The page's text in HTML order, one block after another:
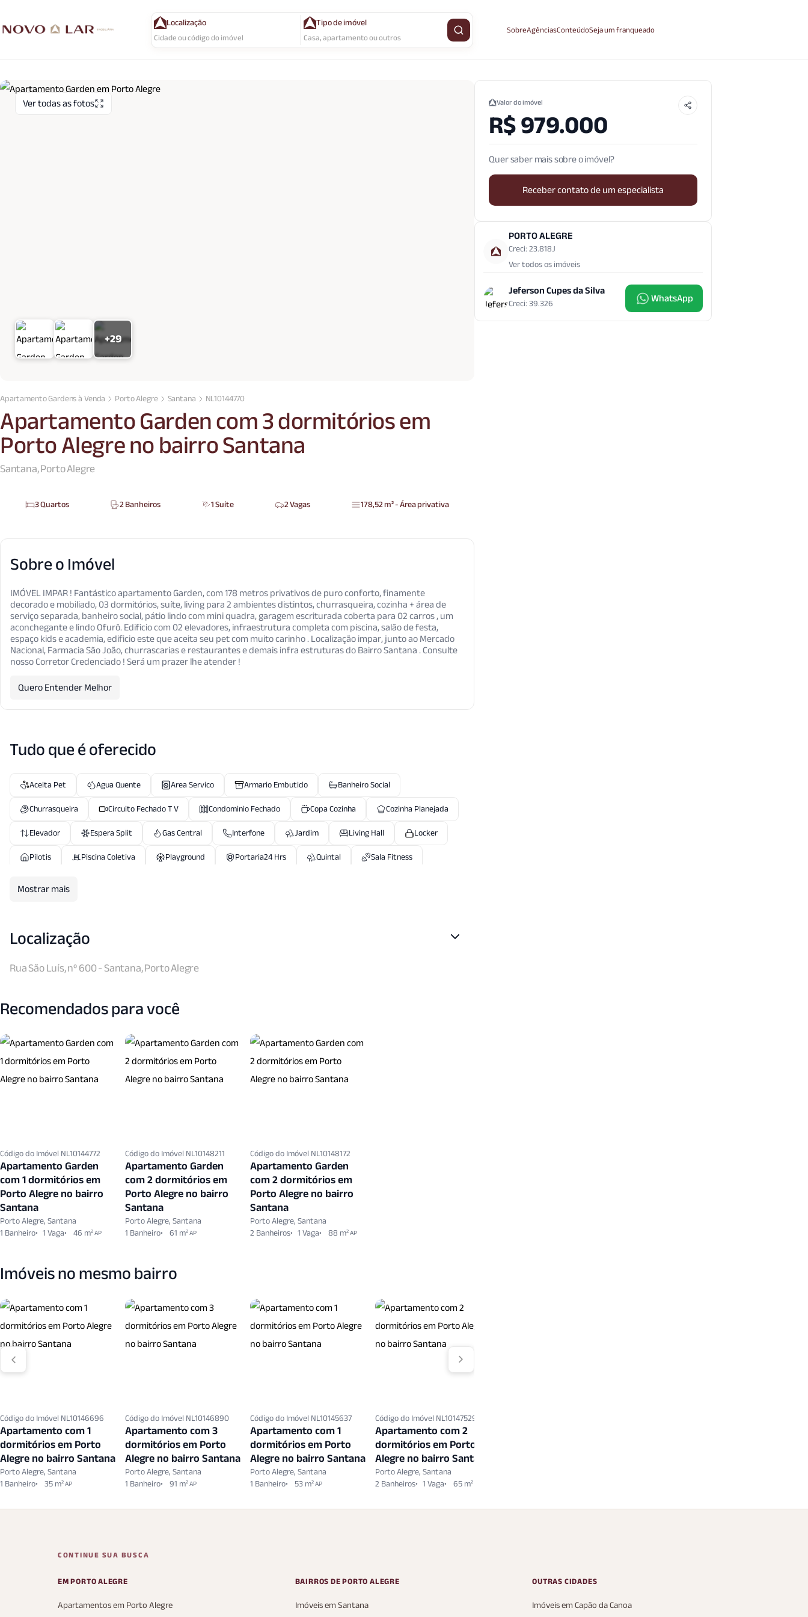
Localização Tipo de imóvel
Casa, apartamento ou outros Buscar imóvelSobreAgênciasConteúdoSeja um franqueado
Ver todas as fotos
+29
Apartamento Gardens à Venda Porto Alegre Santana NL10144770
Apartamento Garden com 3 dormitórios em
Porto Alegre no bairro Santana
Santana, Porto Alegre
3 Quartos 2 Banheiros 1 Suíte 2 Vagas 178,52 m² - Área privativa
Sobre o Imóvel
IMÓVEL IMPAR ! Fantástico apartamento Garden, com 178 metros privativos de puro conforto, finamente
decorado e mobiliado, 03 dormitórios, suíte, living para 2 ambientes distintos, churrasqueira, cozinha + área de
serviço separada, banheiro social, pátio lindo com mini quadra, garagem escriturada coberta para 02 carros , um
aconchegante e lindo Ofurô. Edificio com 02 elevadores, infraestrutura completa com piscina, salão de festa,
espaço kids e academia, edificio este que aceita seu pet com muito carinho . Localização impar, junto ao Mercado
Nacional, Farmacia São João, churrascarias e restaurantes e demais infra estruturas do Bairro Santana . Consulte
nosso Corretor Credenciado ! Será um prazer lhe atender !
Quero Entender Melhor
Tudo que é oferecido
Aceita Pet Agua Quente Area Servico Armario Embutido
Banheiro Social
Churrasqueira
Circuito Fechado T V Condominio Fechado Copa Cozinha
Cozinha Planejada
Elevador
Espera Split Gas Central Interfone Jardim Living Hall
Locker
Pilotis
Piscina Coletiva Playground Portaria24 Hrs Quintal
Sala Fitness
Mostrar mais
Localização
Rua São Luís, nº 600 - Santana, Porto Alegre
Recomendados para você
Código do Imóvel NL10144772
Apartamento Garden
com 1 dormitórios em
Porto Alegre no bairro
Santana
Porto Alegre, Santana
1 Banheiro
1 Vaga 46 m²AP
Código do Imóvel NL10148211
Apartamento Garden
com 2 dormitórios em
Porto Alegre no bairro
Santana
Porto Alegre, Santana
1 Banheiro
61 m²AP
Código do Imóvel NL10148172
Apartamento Garden
com 2 dormitórios em
Porto Alegre no bairro
Santana
Porto Alegre, Santana
2 Banheiros
1 Vaga 88 m²AP
Imóveis no mesmo bairro
Código do Imóvel NL10146696
Apartamento com 1
dormitórios em Porto
Alegre no bairro Santana
Porto Alegre, Santana
1 Banheiro
35 m²AP
Código do Imóvel NL10146890
Apartamento com 3
dormitórios em Porto
Alegre no bairro Santana
Porto Alegre, Santana
1 Banheiro
91 m²AP
Código do Imóvel NL10145637
Apartamento com 1
dormitórios em Porto
Alegre no bairro Santana
Porto Alegre, Santana
1 Banheiro
53 m²AP
Código do Imóvel NL10147529
Apartamento com 2
dormitórios em Porto
Alegre no bairro Santana
Porto Alegre, Santana
2 Banheiros
1 Vaga 65 m²
Valor do imóvel
R$ 979.000
Quer saber mais sobre o imóvel?
Receber contato de um especialista
PORTO ALEGRE
Creci: 23.818J
Ver todos os imóveis
Jeferson Cupes da Silva
Creci: 39.326 WhatsApp
CONTINUE SUA BUSCA
EM PORTO ALEGRE
Apartamentos em Porto Alegre
BAIRROS DE PORTO ALEGRE
Imóveis em Santana
OUTRAS CIDADES
Imóveis em Capão da Canoa